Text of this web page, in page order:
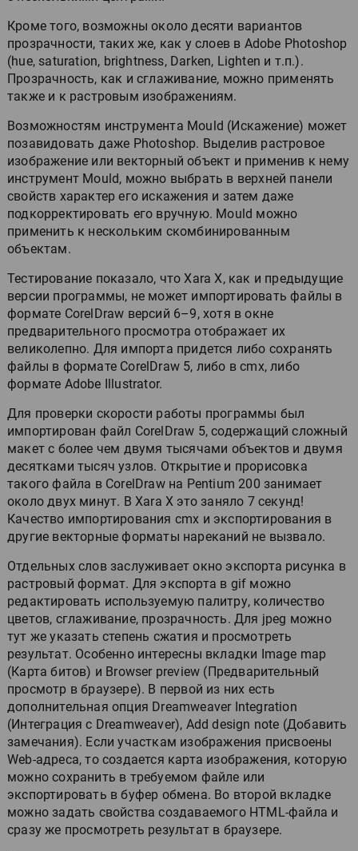
Кроме того, возможны около десяти вариантов
прозрачности, таких же, как у слоев в Adobe Photoshop
(hue, saturation, brightness, Darken, Lighten и т.п.).
Прозрачность, как и сглаживание, можно применять
также и к растровым изображениям.
Возможностям инструмента Mould (Искажение) может
позавидовать даже Photoshop. Выделив растровое
изображение или векторный объект и применив к нему
инструмент Mould, можно выбрать в верхней панели
свойств характер его искажения и затем даже
подкорректировать его вручную. Mould можно
применить к нескольким скомбинированным
объектам.
Тестирование показало, что Xara X, как и предыдущие
версии программы, не может импортировать файлы в
формате CorelDraw версий 6–9, хотя в окне
предварительного просмотра отображает их
великолепно. Для импорта придется либо сохранять
файлы в формате CorelDraw 5, либо в cmx, либо
формате Adobe Illustrator.
Для проверки скорости работы программы был
импортирован файл CorelDraw 5, содержащий сложный
макет с более чем двумя тысячами объектов и двумя
десятками тысяч узлов. Открытие и прорисовка
такого файла в CorelDraw на Pentium 200 занимает
около двух минут. В Xara X это заняло 7 секунд!
Качество импортирования cmx и экспортирования в
другие векторные форматы нареканий не вызвало.
Отдельных слов заслуживает окно экспорта рисунка в
растровый формат. Для экспорта в gif можно
редактировать используемую палитру, количество
цветов, сглаживание, прозрачность. Для jpeg можно
тут же указать степень сжатия и просмотреть
результат. Особенно интересны вкладки Image map
(Карта битов) и Browser preview (Предварительный
просмотр в браузере). В первой из них есть
дополнительная опция Dreamweaver Integration
(Интеграция с Dreamweaver), Add design note (Добавить
замечания). Если участкам изображения присвоены
Web-адреса, то создается карта изображения, которую
можно сохранить в требуемом файле или
экспортировать в буфер обмена. Во второй вкладке
можно задать свойства создаваемого HTML-файла и
сразу же просмотреть результат в браузере.